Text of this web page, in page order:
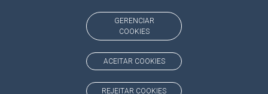
GERENCIAR
COOKIES
ACEITAR COOKIES
REJEITAR COOKIES
BAIXE NOSSO APLICATIVO
https://www.tce.ms.gov.br